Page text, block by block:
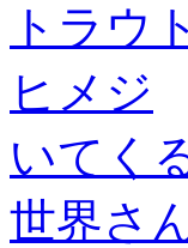
トラウ
ヒメジ
いてく
世界さ